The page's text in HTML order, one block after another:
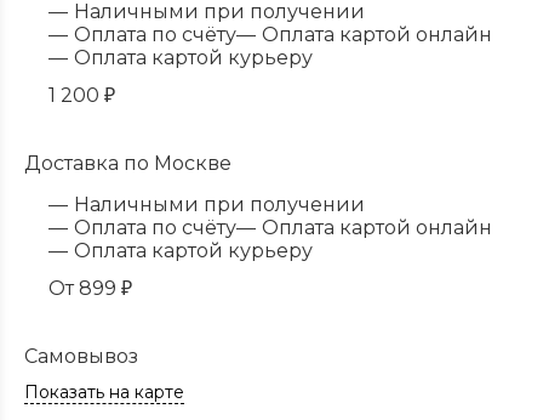
1 200 ₽
Наличными при получении
Оплата по счёту
Оплата картой онлайн
Оплата картой курьеру
Доставка по Москве
От 899 ₽
Наличными при получении
Оплата по счёту
Оплата картой онлайн
Оплата картой курьеру
Самовывоз
Показать на карте